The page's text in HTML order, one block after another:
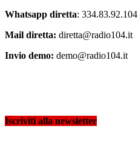
Whatsapp diretta: 334.83.92.104
Mail diretta: diretta@radio104.it
Invio demo: demo@radio104.it
Iscriviti alla newsletter